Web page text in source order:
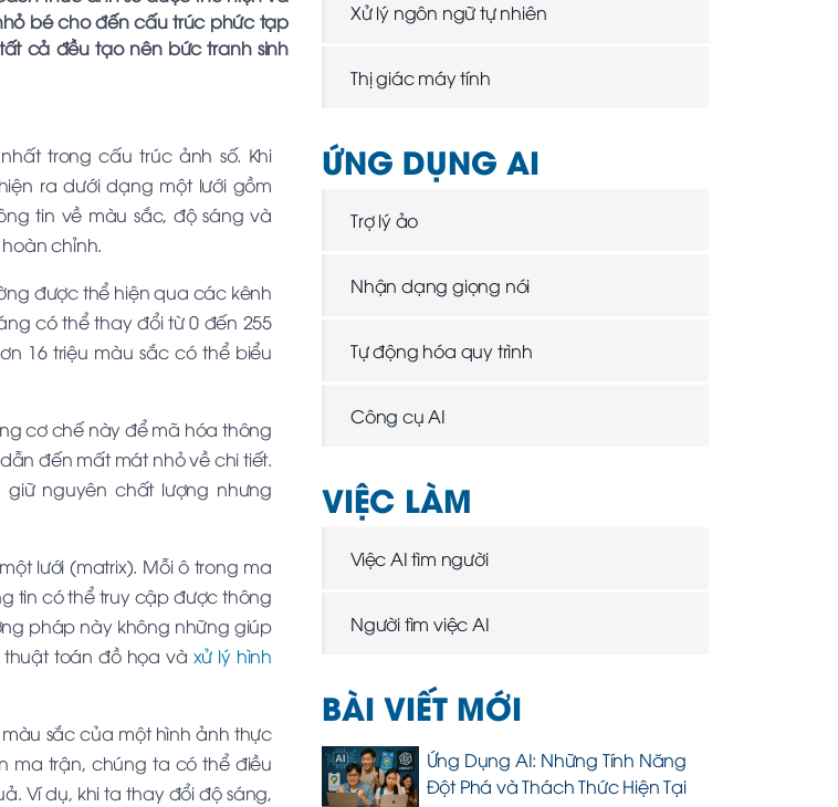
bé cho đến cấu trúc phức tạp
cả đều tạo nên bức tranh sinh
trong cấu trúc ảnh số. Khi
ra dưới dạng một lưới gồm
tin về màu sắc, độ sáng và
chỉnh.
được thể hiện qua các kênh
có thể thay đổi từ 0 đến 255
16 triệu màu sắc có thể biểu
cơ chế này để mã hóa thông
đến mất mát nhỏ về chi tiết.
giữ nguyên chất lượng nhưng
lưới (matrix). Mỗi ô trong ma
tin có thể truy cập được thông
pháp này không những giúp
toán đồ họa và xử lý hình
sắc của một hình ảnh thực
ma trận, chúng ta có thể điều
Ví dụ, khi ta thay đổi độ sáng,
Xử lý ngôn ngữ tự nhiên
Thị giác máy tính
ỨNG DỤNG AI
Trợ lý ảo
Nhận dạng giọng nói
Tự động hóa quy trình
Công cụ AI
VIỆC LÀM
Việc AI tìm người
Người tìm việc AI
BÀI VIẾT MỚI
Ứng Dụng AI: Những Tính Năng
Đột Phá và Thách Thức Hiện Tại